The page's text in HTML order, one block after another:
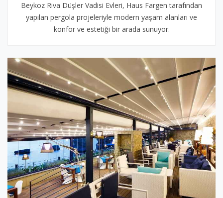
Beykoz Riva Düşler Vadisi Evleri, Haus Fargen tarafından
yapılan pergola projeleriyle modern yaşam alanları ve
konfor ve estetiği bir arada sunuyor.